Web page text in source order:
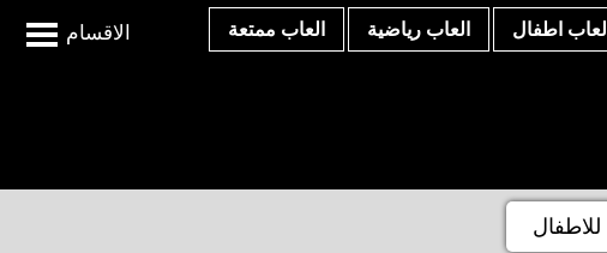
الاقسام العاب اطفال العاب رياضية العاب ممتعة